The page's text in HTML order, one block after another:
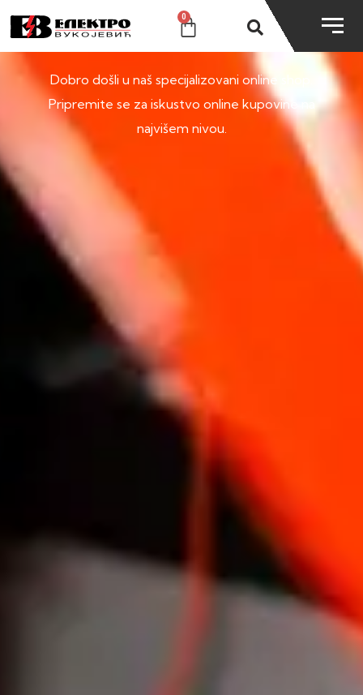
0
SHOP
Dobro došli u naš specijalizovani online shop.
Pripremite se za iskustvo online kupovine na
najvišem nivou.